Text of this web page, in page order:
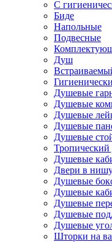
С
Биде
Напольные
Подвесные
Душ
Душевые
Душевые
Душевые
Душевые
Душевые
Душевые
Двери в
Душевые
Душевые
Душевые
Душевые
Душевые
Шторки на